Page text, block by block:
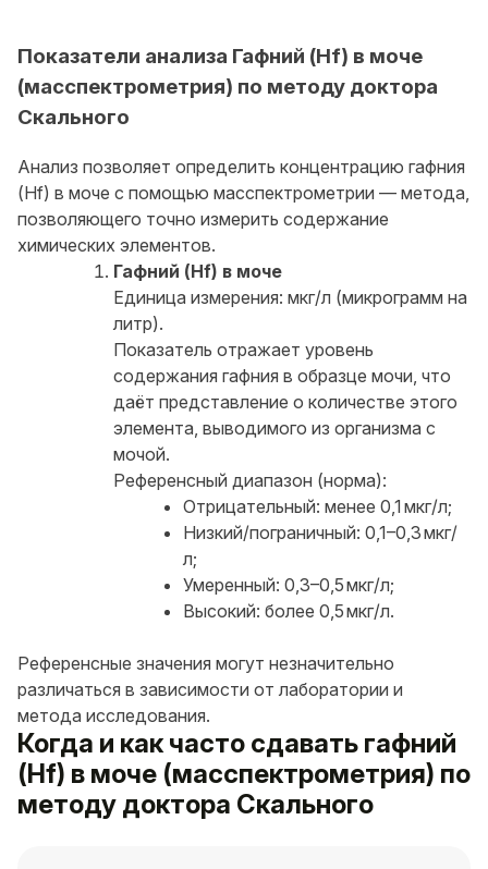
Показатели анализа Гафний (Hf) в моче
(масспектрометрия) по методу доктора
Скального
Анализ позволяет определить концентрацию гафния
(Hf) в моче с помощью масспектрометрии — метода,
позволяющего точно измерить содержание
химических элементов.
Гафний (Hf) в моче
Единица измерения: мкг/л (микрограмм на
литр).
Показатель отражает уровень
содержания гафния в образце мочи, что
даёт представление о количестве этого
элемента, выводимого из организма с
мочой.
Референсный диапазон (норма):
Отрицательный: менее 0,1 мкг/л;
Низкий/пограничный: 0,1–0,3 мкг/
л;
Умеренный: 0,3–0,5 мкг/л;
Высокий: более 0,5 мкг/л.
Референсные значения могут незначительно
различаться в зависимости от лаборатории и
метода исследования.
Когда и как часто сдавать гафний
(Hf) в моче (масспектрометрия) по
методу доктора Скального